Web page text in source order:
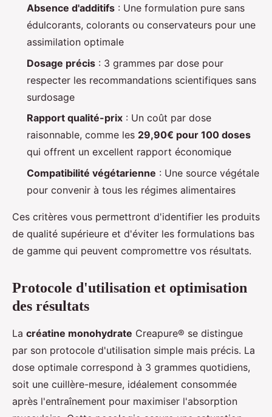
Absence d'additifs : Une formulation pure sans
édulcorants, colorants ou conservateurs pour une
assimilation optimale
Dosage précis : 3 grammes par dose pour
respecter les recommandations scientifiques sans
surdosage
Rapport qualité-prix : Un coût par dose
raisonnable, comme les 29,90€ pour 100 doses
qui offrent un excellent rapport économique
Compatibilité végétarienne : Une source végétale
pour convenir à tous les régimes alimentaires
Ces critères vous permettront d'identifier les produits
de qualité supérieure et d'éviter les formulations bas
de gamme qui peuvent compromettre vos résultats.
Protocole d'utilisation et optimisation
des résultats
La créatine monohydrate Creapure® se distingue
par son protocole d'utilisation simple mais précis. La
dose optimale correspond à 3 grammes quotidiens,
soit une cuillère-mesure, idéalement consommée
après l'entraînement pour maximiser l'absorption